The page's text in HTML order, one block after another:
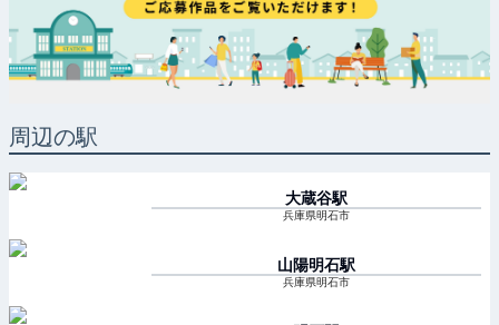
周辺の駅
大蔵谷駅
兵庫県明石市
山陽明石駅
兵庫県明石市